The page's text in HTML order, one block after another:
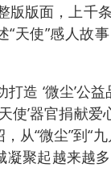
版版面，上千
天使”感人故
造 ‘微尘’公
使’器官捐献
从“微尘”到“
聚起越来越